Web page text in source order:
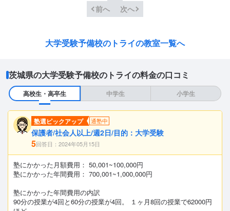
前へ 次へ
大学受験予備校のトライの教室一覧へ
茨城県の大学受験予備校のトライの料金の口コミ
高校生・高卒生 中学生 小学生
塾選ピックアップ 通塾中
保護者/社会人以上/週2日/目的：大学受験
5回答日：2024年05月15日
塾にかかった月額費用： 50,001~100,000円
塾にかかった年間費用： 700,001~1,000,000円
塾にかかった年間費用の内訳
90分の授業が4回と60分の授業が4回。 １ヶ月8回の授業で62000円